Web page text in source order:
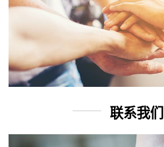
联系我们